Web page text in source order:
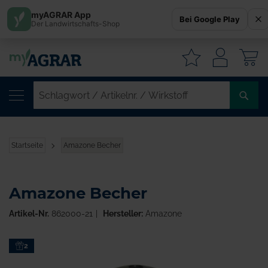
Startseite Amazone Becher
Zum2
Amazone Becher
Artikel-Nr. 862000-21 Hersteller:Amazone
myAGRAR App
Der Landwirtschafts-Shop Bei Google Play